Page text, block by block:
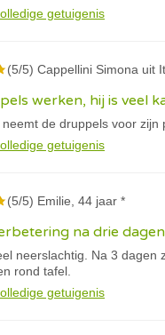
getuigenis
(5/5) Cappellini Simona uit
werken, hij is veel
neemt de druppels voor
getuigenis
(5/5) Emilie, 44 jaar *
na drie dagen
neerslachtig. Na 3
rond tafel.
getuigenis